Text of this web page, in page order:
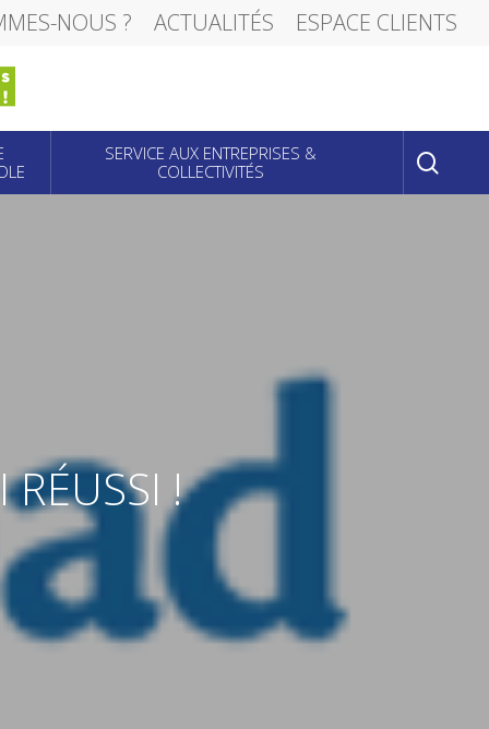
NOUS ? ACTUALITÉS ESPACE CLIENTS
SERVICE AUX ENTREPRISES &
COLLECTIVITÉS
RÉUSSI !